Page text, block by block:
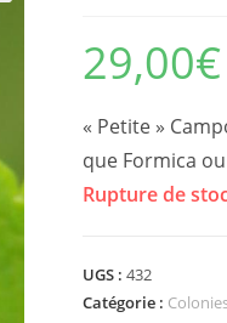
29,00€
« Petite »
que Formica
Rupture de
UGS : 432
Catégorie :